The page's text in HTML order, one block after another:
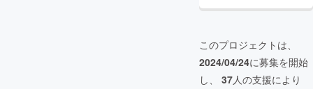
このプロジェクトは、
2024/04/24に募集を開始
し、 37人の支援により